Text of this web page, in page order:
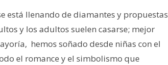
está llenando de diamantes y propuestas
y los adultos suelen casarse; mejor
hemos soñado desde niñas con el
el romance y el simbolismo que